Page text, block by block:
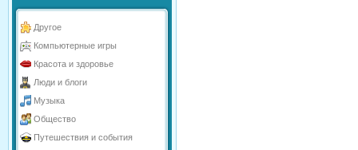
Другое
Компьютерные игры
Красота и здоровье
Люди и блоги
Музыка
Общество
Путешествия и события